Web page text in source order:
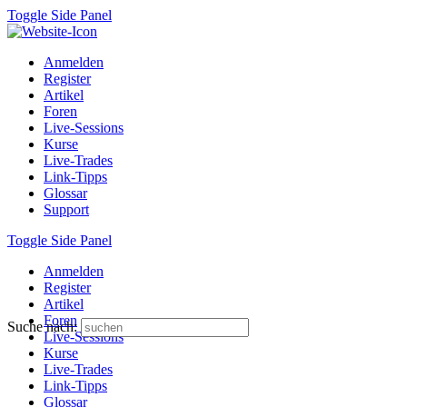
Toggle Side Panel
Anmelden
Register
Artikel
Foren
Live-Sessions
Kurse
Live-Trades
Link-Tipps
Glossar
Support
Toggle Side Panel
Anmelden
Register
Artikel
Foren
Live-Sessions
Kurse
Live-Trades
Link-Tipps
Glossar
Suche nach: